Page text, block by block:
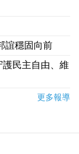
誼穩固向前
民主自由、維
更多報導